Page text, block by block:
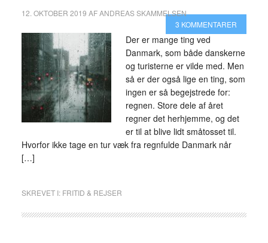
12. OKTOBER 2019 AFANDREAS SKAMMELSEN
3 KOMMENTARER
Der er mange ting ved
Danmark, som både danskerne
og turisterne er vilde med. Men
så er der også lige en ting, som
ingen er så begejstrede for:
regnen. Store dele af året
regner det herhjemme, og det
er til at blive lidt småtosset til.
Hvorfor ikke tage en tur væk fra regnfulde Danmark når
[…]
SKREVET I: FRITID & REJSER